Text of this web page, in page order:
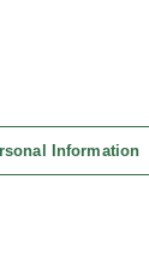
Information